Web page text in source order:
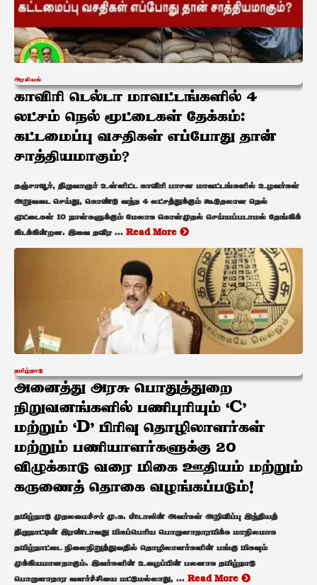
அரசியல்
காவிரி டெல்டா மாவட்டங்களில் 4
லட்சம் நெல் மூட்டைகள் தேக்கம்:
கட்டமைப்பு வசதிகள் எப்போது தான்
சாத்தியமாகும்?
தஞ்சாவூர், திருவாரூர் உள்ளிட்ட காவிரி பாசன மாவட்டங்களில் உழவர்கள்
அறுவடை செய்து, கொண்டு வந்த 4 லட்சத்துக்கும் கூடுதலான நெல்
மூட்டைகள் 10 நாள்களுக்கும் மேலாக கொள்முதல் செய்யப்படாமல் தேங்கிக்
கிடக்கின்றன. இவை தவிர ... Read More
தமிழ்நாடு
அனைத்து அரசு பொதுத்துறை
நிறுவனங்களில் பணிபுரியும் ‘C’
மற்றும் ‘D’ பிரிவு தொழிலாளர்கள்
மற்றும் பணியாளர்களுக்கு 20
விழுக்காடு வரை மிகை ஊதியம் மற்றும்
கருணைத் தொகை வழங்கப்படும்!
தமிழ்நாடு முதலமைச்சர் மு.க. ஸ்டாலின் அவர்கள் அறிவிப்பு இந்தியத்
திருநாட்டின் இரண்டாவது மிகப்பெரிய பொருளாதாரமிக்க மாநிலமாக
தமிழ்நாட்டை நிலைநிறுத்துவதில் தொழிலாளர்களின் பங்கு மிகவும்
முக்கியமானதாகும். இவர்களின் உழைப்பின் பலனாக தமிழ்நாடு
பொருளாதார வளர்ச்சியை மட்டுமல்லாது, ... Read More